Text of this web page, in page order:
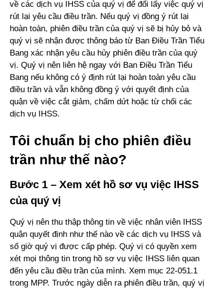
về các dịch vụ IHSS của quý vị để đổi lấy việc quý vị
rút lại yêu cầu điều trần. Nếu quý vị đồng ý rút lại
hoàn toàn, phiên điều trần của quý vị sẽ bị hủy bỏ và
quý vị sẽ nhận được thông báo từ Ban Điều Trần Tiểu
Bang xác nhận yêu cầu hủy phiên điều trần của quý
vị. Quý vị nên liên hệ ngay với Ban Điều Trần Tiểu
Bang nếu không có ý định rút lại hoàn toàn yêu cầu
điều trần và vẫn không đồng ý với quyết định của
quận về việc cắt giảm, chấm dứt hoặc từ chối các
dịch vụ IHSS.
Tôi chuẩn bị cho phiên điều
trần như thế nào?
Bước 1 – Xem xét hồ sơ vụ việc IHSS
của quý vị
Quý vị nên thu thập thông tin về việc nhân viên IHSS
quận quyết định như thế nào về các dịch vụ IHSS và
số giờ quý vị được cấp phép. Quý vị có quyền xem
xét mọi thông tin trong hồ sơ vụ việc IHSS liên quan
đến yêu cầu điều trần của mình. Xem mục 22-051.1
trong MPP. Trước ngày diễn ra phiên điều trần, quý vị